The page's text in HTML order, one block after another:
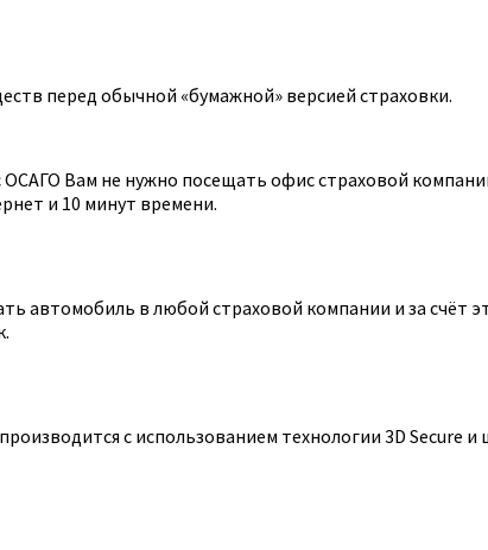
перед обычной «бумажной» версией страховки.
Вам не нужно посещать офис страховой
и 10 минут времени.
автомобиль в любой страховой компании и за счёт
с использованием технологии 3D Secure